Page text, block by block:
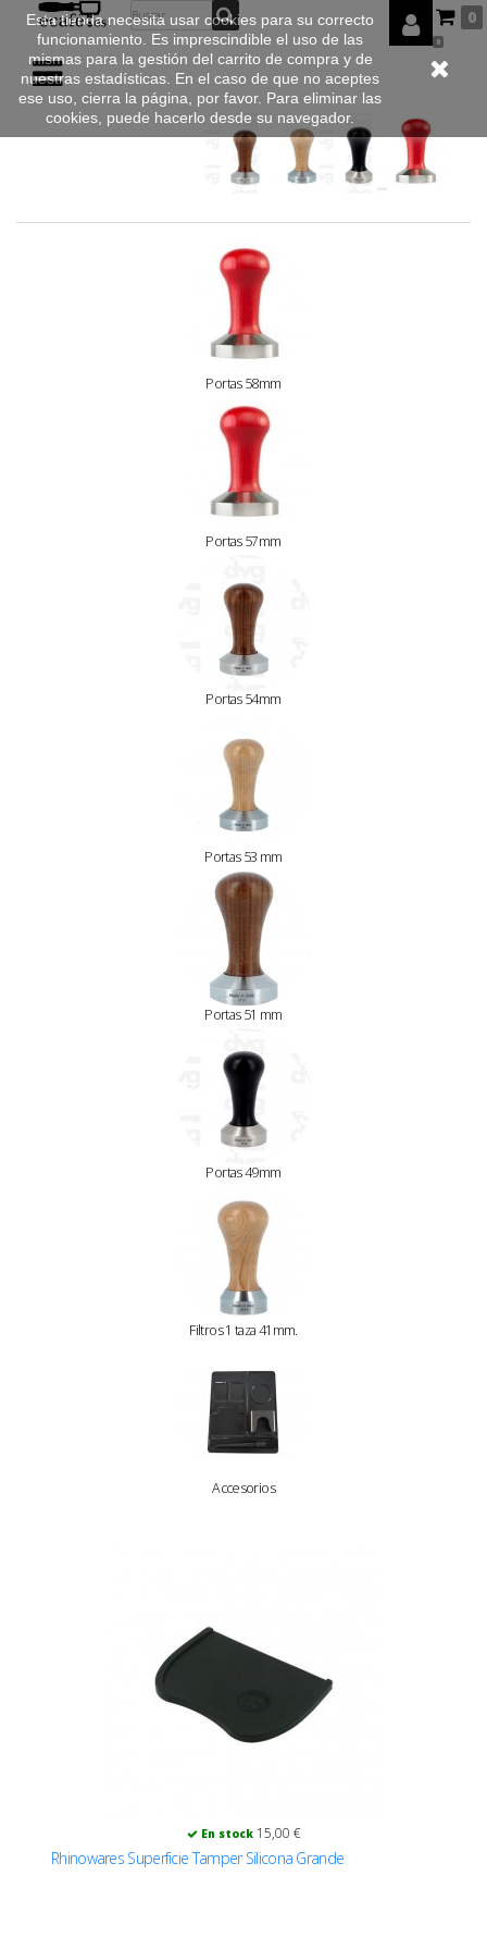
0
0
Portas 58mm
Portas 57mm
Portas 54mm
Portas 53 mm
Portas 51 mm
Portas 49mm
Filtros 1 taza 41mm.
Accesorios
En stock 15,00 €
Rhinowares Superficie Tamper Silicona Grande
Esta tienda necesita usar cookies para su correcto
funcionamiento. Es imprescindible el uso de las
mismas para la gestión del carrito de compra y de
nuestras estadísticas. En el caso de que no aceptes
ese uso, cierra la página, por favor. Para eliminar las
cookies, puede hacerlo desde su navegador.